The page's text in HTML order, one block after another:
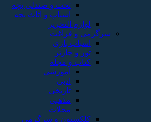
تخت و صندلی بچه
اسباب و اثاث بچه
لوازم التحریر
سرگرمی و فراغت
اسباب‌ بازی
تور و چارتر
کتاب و مجله
آموزشی
ادبی
تاریخی
مذهبی
مجلات
کلکسیون و سرگرمی